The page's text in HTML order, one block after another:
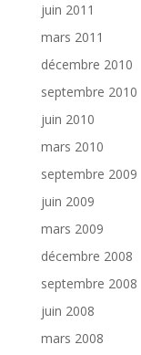
juin 2011
mars 2011
décembre 2010
septembre 2010
juin 2010
mars 2010
septembre 2009
juin 2009
mars 2009
décembre 2008
septembre 2008
juin 2008
mars 2008